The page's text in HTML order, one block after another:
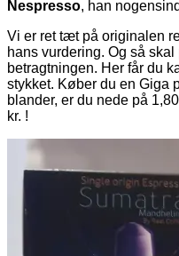
Nespresso, han
Vi er ret tæt på originalen
hans vurdering. Og så
betragtningen. Her får du
stykket. Køber du en Giga
blander, er du nede på
kr. !